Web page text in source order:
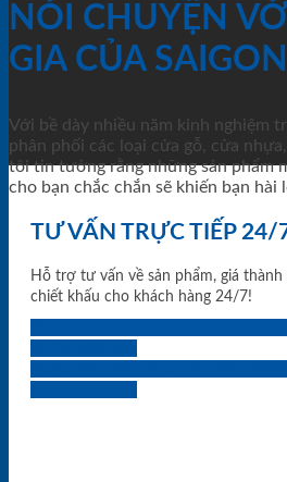
NÓI CHUYỆN
GIA CỦA
Với bề dày nhiều năm kinh nghiệm
phân phối các loại cửa gỗ, cửa
tôi tin tưởng rằng những sản phẩm
cho bạn chắc chắn sẽ khiến bạn hài
TƯ VẤN TRỰC TIẾP 24/
Hỗ trợ tư vấn về sản phẩm, giá
chiết khấu cho khách hàng 24/7!